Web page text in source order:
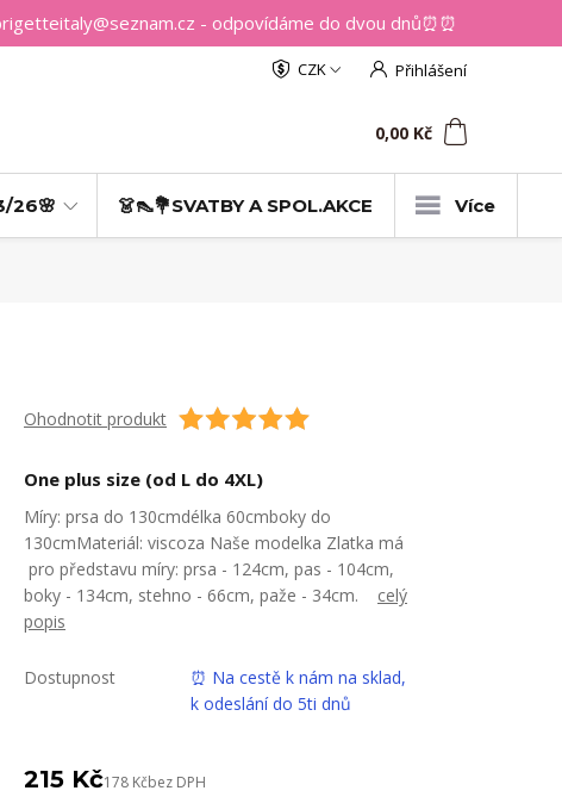
- odpovídáme do dvou dnů⏰⏰
CZK
Přihlášení
0,00 Kč
26🌸 👗👠💐SVATBY A SPOL.AKCE Více
Ohodnotit produkt
One plus size (od L do 4XL)
Míry: prsa do 130cmdélka 60cmboky do
130cmMateriál: viscoza Naše modelka Zlatka má
pro představu míry: prsa - 124cm, pas - 104cm,
boky - 134cm, stehno - 66cm, paže - 34cm. celý
popis
Dostupnost
⏰ Na cestě k nám na sklad,
k odeslání do 5ti dnů
215 Kč178 Kčbez DPH